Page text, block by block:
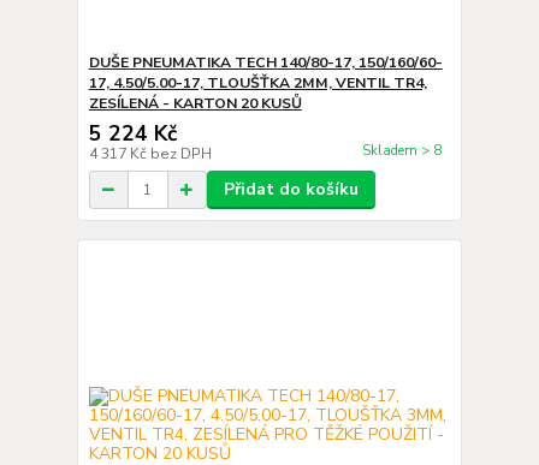
DUŠE PNEUMATIKA TECH 140/80-17, 150/160/60-
17, 4.50/5.00-17, TLOUŠŤKA 2MM, VENTIL TR4,
ZESÍLENÁ - KARTON 20 KUSŮ
5 224 Kč
4 317 Kč bez DPH Skladem > 8
Přidat do košíku